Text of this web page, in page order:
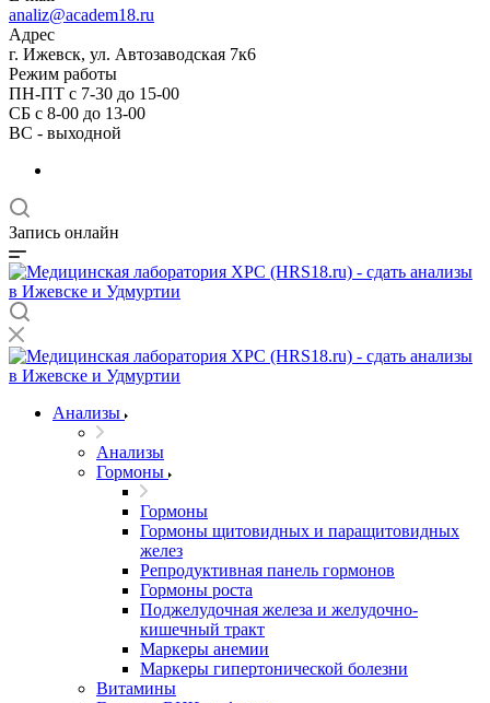
analiz@academ18.ru
Адрес
г. Ижевск, ул. Автозаводская 7к6
Режим работы
ПН-ПТ с 7-30 до 15-00
СБ с 8-00 до 13-00
ВС - выходной
Запись онлайн
Анализы
Анализы
Гормоны
Гормоны
Гормоны щитовидных и паращитовидных
желез
Репродуктивная панель гормонов
Гормоны роста
Поджелудочная железа и желудочно-
кишечный тракт
Маркеры анемии
Маркеры гипертонической болезни
Витамины